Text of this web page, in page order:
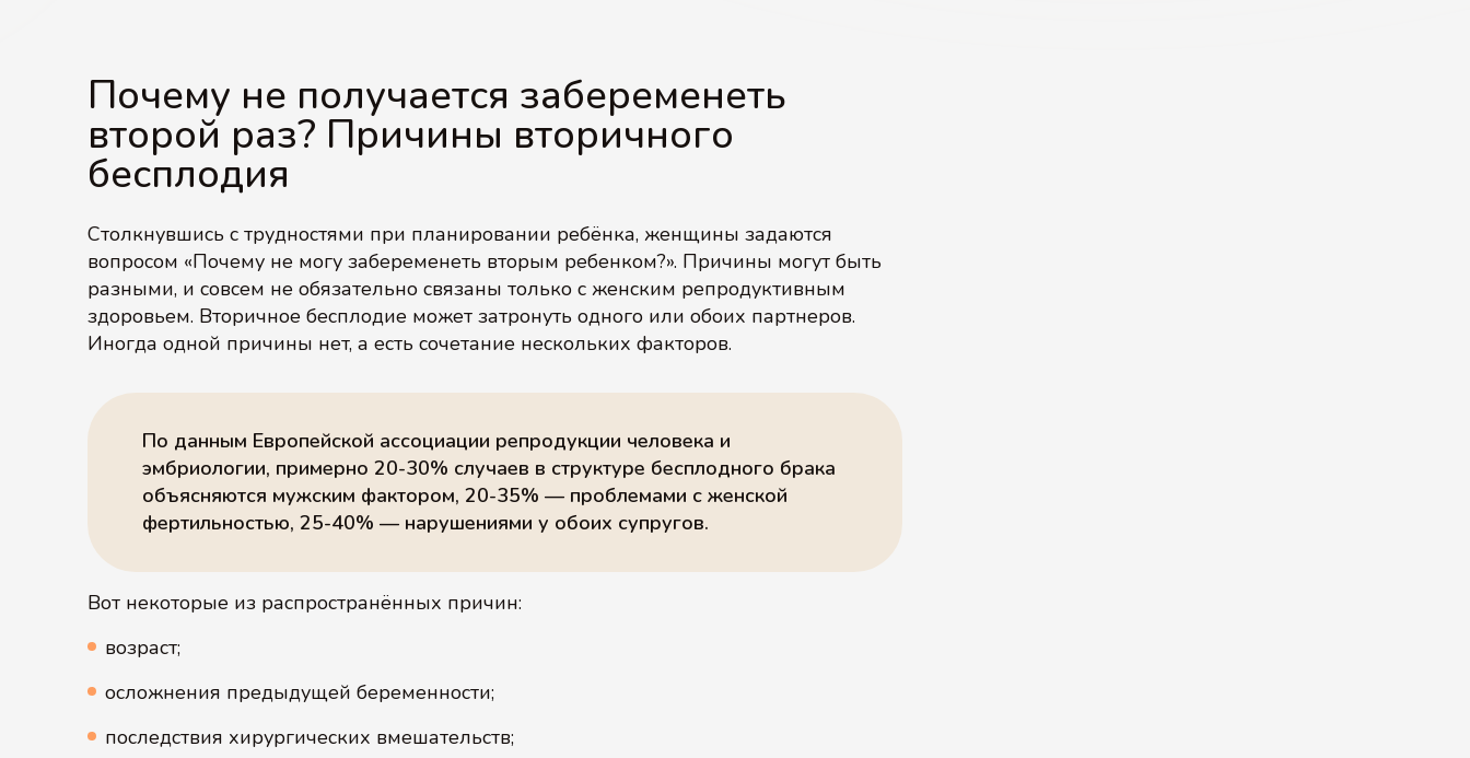
Почему не получается забеременеть
второй раз? Причины вторичного
бесплодия
Столкнувшись с трудностями при планировании ребёнка, женщины задаются
вопросом «Почему не могу забеременеть вторым ребенком?». Причины могут быть
разными, и совсем не обязательно связаны только с женским репродуктивным
здоровьем. Вторичное бесплодие может затронуть одного или обоих партнеров.
Иногда одной причины нет, а есть сочетание нескольких факторов.
По данным Европейской ассоциации репродукции человека и
эмбриологии, примерно 20-30% случаев в структуре бесплодного брака
объясняются мужским фактором, 20-35% — проблемами с женской
фертильностью, 25-40% — нарушениями у обоих супругов.
Вот некоторые из распространённых причин:
возраст;
осложнения предыдущей беременности;
последствия хирургических вмешательств;